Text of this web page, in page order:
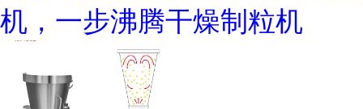
机，一步沸腾干燥制粒机